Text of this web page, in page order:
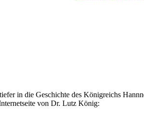
in die Geschichte des Königreichs
von Dr. Lutz König: